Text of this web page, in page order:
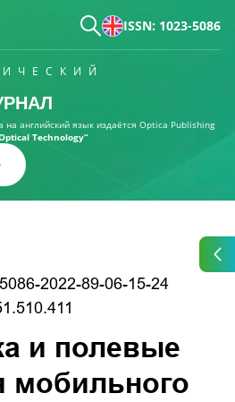
ISSN: 1023-5086
английский язык издаётся Optica Publishing
Technology“
2022-89-06-15-24
и полевые
мобильного